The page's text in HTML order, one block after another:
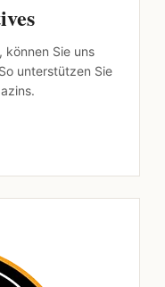
können Sie uns
unterstützen Sie